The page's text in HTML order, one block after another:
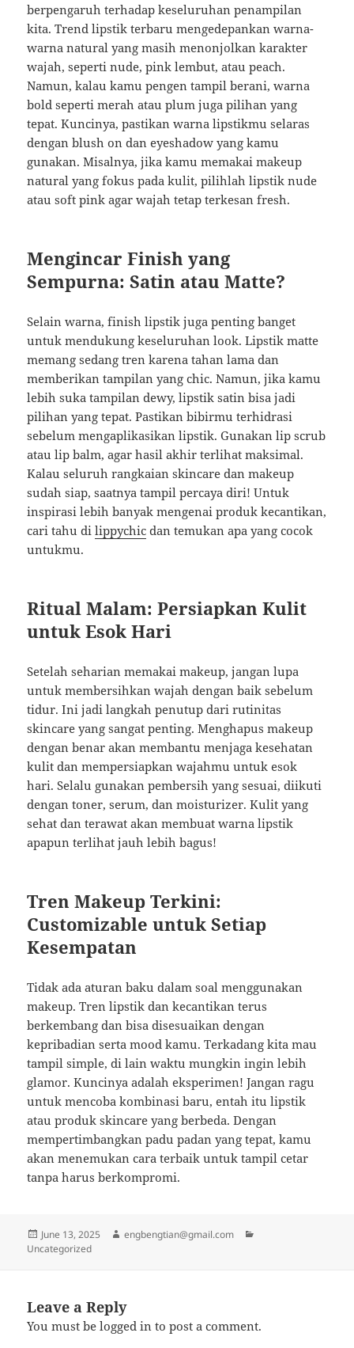
berpengaruh terhadap keseluruhan penampilan
kita. Trend lipstik terbaru mengedepankan warna-
warna natural yang masih menonjolkan karakter
wajah, seperti nude, pink lembut, atau peach.
Namun, kalau kamu pengen tampil berani, warna
bold seperti merah atau plum juga pilihan yang
tepat. Kuncinya, pastikan warna lipstikmu selaras
dengan blush on dan eyeshadow yang kamu
gunakan. Misalnya, jika kamu memakai makeup
natural yang fokus pada kulit, pilihlah lipstik nude
atau soft pink agar wajah tetap terkesan fresh.
Mengincar Finish yang
Sempurna: Satin atau Matte?
Selain warna, finish lipstik juga penting banget
untuk mendukung keseluruhan look. Lipstik matte
memang sedang tren karena tahan lama dan
memberikan tampilan yang chic. Namun, jika kamu
lebih suka tampilan dewy, lipstik satin bisa jadi
pilihan yang tepat. Pastikan bibirmu terhidrasi
sebelum mengaplikasikan lipstik. Gunakan lip scrub
atau lip balm, agar hasil akhir terlihat maksimal.
Kalau seluruh rangkaian skincare dan makeup
sudah siap, saatnya tampil percaya diri! Untuk
inspirasi lebih banyak mengenai produk kecantikan,
cari tahu dilippychic dan temukan apa yang cocok
untukmu.
Ritual Malam: Persiapkan Kulit
untuk Esok Hari
Setelah seharian memakai makeup, jangan lupa
untuk membersihkan wajah dengan baik sebelum
tidur. Ini jadi langkah penutup dari rutinitas
skincare yang sangat penting. Menghapus makeup
dengan benar akan membantu menjaga kesehatan
kulit dan mempersiapkan wajahmu untuk esok
hari. Selalu gunakan pembersih yang sesuai, diikuti
dengan toner, serum, dan moisturizer. Kulit yang
sehat dan terawat akan membuat warna lipstik
apapun terlihat jauh lebih bagus!
Tren Makeup Terkini:
Customizable untuk Setiap
Kesempatan
Tidak ada aturan baku dalam soal menggunakan
makeup. Tren lipstik dan kecantikan terus
berkembang dan bisa disesuaikan dengan
kepribadian serta mood kamu. Terkadang kita mau
tampil simple, di lain waktu mungkin ingin lebih
glamor. Kuncinya adalah eksperimen! Jangan ragu
untuk mencoba kombinasi baru, entah itu lipstik
atau produk skincare yang berbeda. Dengan
mempertimbangkan padu padan yang tepat, kamu
akan menemukan cara terbaik untuk tampil cetar
tanpa harus berkompromi.
Posted
on
June 13, 2025 Author
engbengtian@gmail.com
Uncategorized
Leave a Reply
You must belogged in to post a comment.